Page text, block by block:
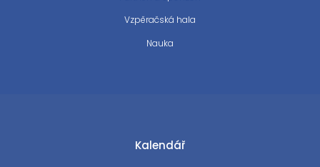
Vzpěračská hala
Nauka
Kalendář